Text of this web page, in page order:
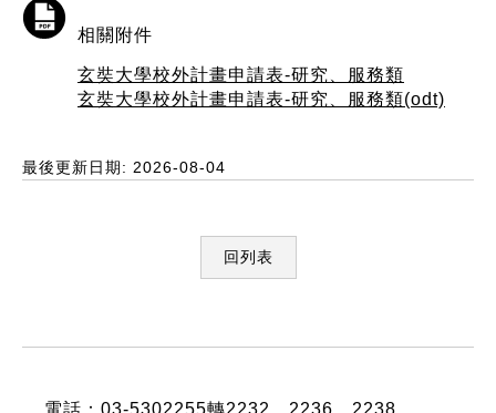
相關附件
玄奘大學校外計畫申請表-研究、服務類
玄奘大學校外計畫申請表-研究、服務類(odt)
最後更新日期: 2026-08-04
回列表
電話：03-5302255轉2232、2236、2238